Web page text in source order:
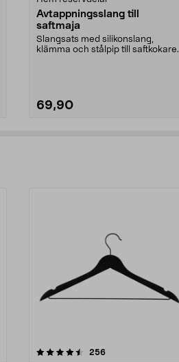
Avtappningsslang till
saftmaja
Slangsats med silikonslang,
klämma och stålpip till saftkokare.
69,90
256recensioner
4.0av 5 stjärnor